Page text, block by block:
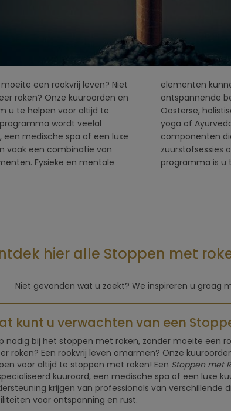
een rookvrij leven? Niet
roken? Onze kuuroorden en
u te helpen voor altijd te
wordt veelal
een medische spa of een luxe
vaak een combinatie van
Fysieke en mentale
sessies,
en gezonde voeding.
tai chi, qi gong,
westers georiënteerde
zoals longfunctietesten,
Het doel van het
programma is u
hier alle Stoppen met
Niet gevonden wat u zoekt? We inspireren u graag
kunt u verwachten van een
nodig bij het stoppen met roken, zonder moeite een
roken? Een rookvrij leven omarmen? Onze
voor altijd te stoppen met roken! Een Stoppen met
kuuroord, een medische spa of een luxe
krijgen van professionals van
voor ontspanning en rust.